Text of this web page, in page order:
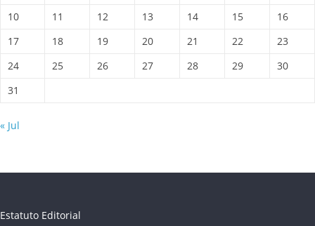
10
11 12 13 14 15
16
17
18 19 20 21 22
23
24
25 26 27 28 29
30
31
« Jul
Estatuto Editorial